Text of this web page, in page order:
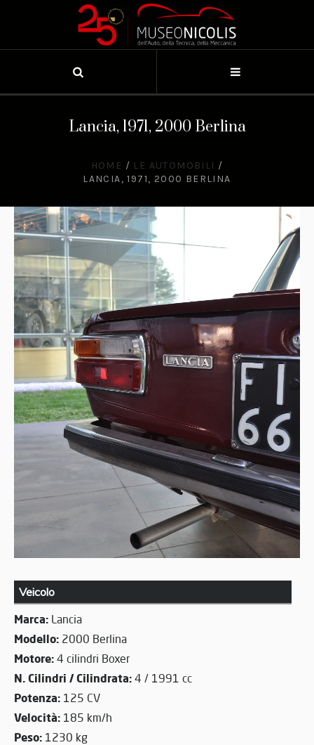
Lancia, 1971, 2000 Berlina
HOME / LE AUTOMOBILI /
LANCIA, 1971, 2000 BERLINA
Veicolo
Marca: Lancia
Modello: 2000 Berlina
Motore: 4 cilindri Boxer
N. Cilindri / Cilindrata: 4 / 1991 cc
Potenza: 125 CV
Velocità: 185 km/h
Peso: 1230 kg